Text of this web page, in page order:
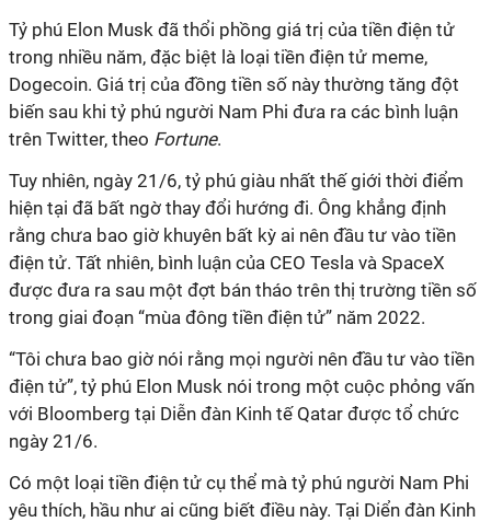
Tỷ phú Elon Musk đã thổi phồng giá trị của tiền điện tử
trong nhiều năm, đặc biệt là loại tiền điện tử meme,
Dogecoin. Giá trị của đồng tiền số này thường tăng đột
biến sau khi tỷ phú người Nam Phi đưa ra các bình luận
trên Twitter, theo Fortune.
Tuy nhiên, ngày 21/6, tỷ phú giàu nhất thế giới thời điểm
hiện tại đã bất ngờ thay đổi hướng đi. Ông khẳng định
rằng chưa bao giờ khuyên bất kỳ ai nên đầu tư vào tiền
điện tử. Tất nhiên, bình luận của CEO Tesla và SpaceX
được đưa ra sau một đợt bán tháo trên thị trường tiền số
trong giai đoạn “mùa đông tiền điện tử” năm 2022.
“Tôi chưa bao giờ nói rằng mọi người nên đầu tư vào tiền
điện tử”, tỷ phú Elon Musk nói trong một cuộc phỏng vấn
với Bloomberg tại Diễn đàn Kinh tế Qatar được tổ chức
ngày 21/6.
Có một loại tiền điện tử cụ thể mà tỷ phú người Nam Phi
yêu thích, hầu như ai cũng biết điều này. Tại Diển đàn Kinh